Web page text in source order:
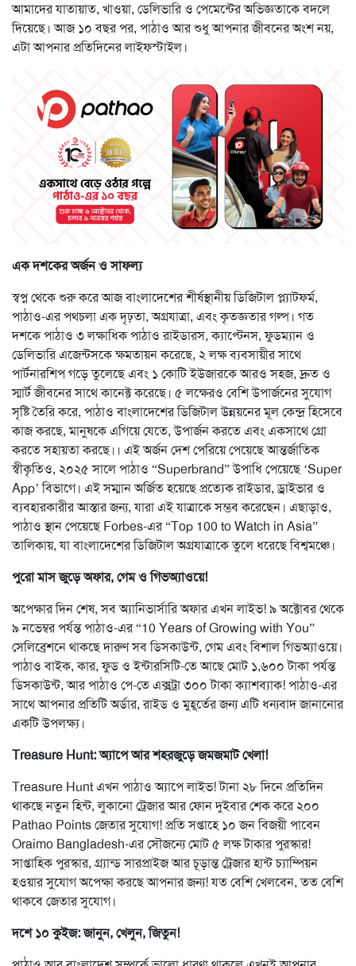
আমাদের যাতায়াত, খাওয়া, ডেলিভারি ও পেমেন্টের অভিজ্ঞতাকে বদলে
দিয়েছে। আজ ১০ বছর পর, পাঠাও আর শুধু আপনার জীবনের অংশ নয়,
এটা আপনার প্রতিদিনের লাইফস্টাইল।
এক দশকের অর্জন ও সাফল্য
স্বপ্ন থেকে শুরু করে আজ বাংলাদেশের শীর্ষস্থানীয় ডিজিটাল প্ল্যাটফর্ম,
পাঠাও-এর পথচলা এক দৃঢ়তা, অগ্রযাত্রা, এবং কৃতজ্ঞতার গল্প। গত
দশকে পাঠাও ৩ লক্ষাধিক পাঠাও রাইডারস, ক্যাপ্টেনস, ফুডম্যান ও
ডেলিভারি এজেন্টসকে ক্ষমতায়ন করেছে, ২ লক্ষ ব্যবসায়ীর সাথে
পার্টনারশিপ গড়ে তুলেছে এবং ১ কোটি ইউজারকে আরও সহজ, দ্রুত ও
স্মার্ট জীবনের সাথে কানেক্ট করেছে। ৫ লক্ষেরও বেশি উপার্জনের সুযোগ
সৃষ্টি তৈরি করে, পাঠাও বাংলাদেশের ডিজিটাল উন্নয়নের মূল কেন্দ্র হিসেবে
কাজ করছে, মানুষকে এগিয়ে যেতে, উপার্জন করতে এবং একসাথে গ্রো
করতে সহায়তা করছে।। এই অর্জন দেশ পেরিয়ে পেয়েছে আন্তর্জাতিক
স্বীকৃতিও, ২০২৫ সালে পাঠাও “Superbrand” উপাধি পেয়েছে ‘Super
App’ বিভাগে। এই সম্মান অর্জিত হয়েছে প্রত্যেক রাইডার, ড্রাইভার ও
ব্যবহারকারীর আস্তার জন্য, যারা এই যাত্রাকে সম্ভব করেছেন। এছাড়াও,
পাঠাও স্থান পেয়েছে Forbes-এর “Top 100 to Watch in Asia”
তালিকায়, যা বাংলাদেশের ডিজিটাল অগ্রযাত্রাকে তুলে ধরেছে বিশ্বমঞ্চে।
পুরো মাস জুড়ে অফার, গেম ও গিভঅ্যাওয়ে!
অপেক্ষার দিন শেষ, সব অ্যানিভার্সারি অফার এখন লাইভ! ৯ অক্টোবর থেকে
৯ নভেম্বর পর্যন্ত পাঠাও-এর “10 Years of Growing with You”
সেলিব্রেশনে থাকছে দারুণ সব ডিসকাউন্ট, গেম এবং বিশাল গিভঅ্যাওয়ে।
পাঠাও বাইক, কার, ফুড ও ইন্টারসিটি-তে আছে মোট ১,৬০০ টাকা পর্যন্ত
ডিসকাউন্ট, আর পাঠাও পে-তে এক্সট্রা ৩০০ টাকা ক্যাশব্যাক! পাঠাও-এর
সাথে আপনার প্রতিটি অর্ডার, রাইড ও মুহূর্তের জন্য এটি ধন্যবাদ জানানোর
একটি উপলক্ষ্য।
Treasure Hunt: অ্যাপে আর শহরজুড়ে জমজমাট খেলা!
Treasure Hunt এখন পাঠাও অ্যাপে লাইভ! টানা ২৮ দিনে প্রতিদিন
থাকছে নতুন হিন্ট, লুকানো ট্রেজার আর ফোন দুইবার শেক করে ২০০
Pathao Points জেতার সুযোগ! প্রতি সপ্তাহে ১০ জন বিজয়ী পাবেন
Oraimo Bangladesh-এর সৌজন্যে মোট ৫ লক্ষ টাকার পুরস্কার!
সাপ্তাহিক পুরস্কার, গ্র্যান্ড সারপ্রাইজ আর চূড়ান্ত ট্রেজার হান্ট চ্যাম্পিয়ন
হওয়ার সুযোগ অপেক্ষা করছে আপনার জন্য! যত বেশি খেলবেন, তত বেশি
থাকবে জেতার সুযোগ।
দশে ১০ কুইজ: জানুন, খেলুন, জিতুন!